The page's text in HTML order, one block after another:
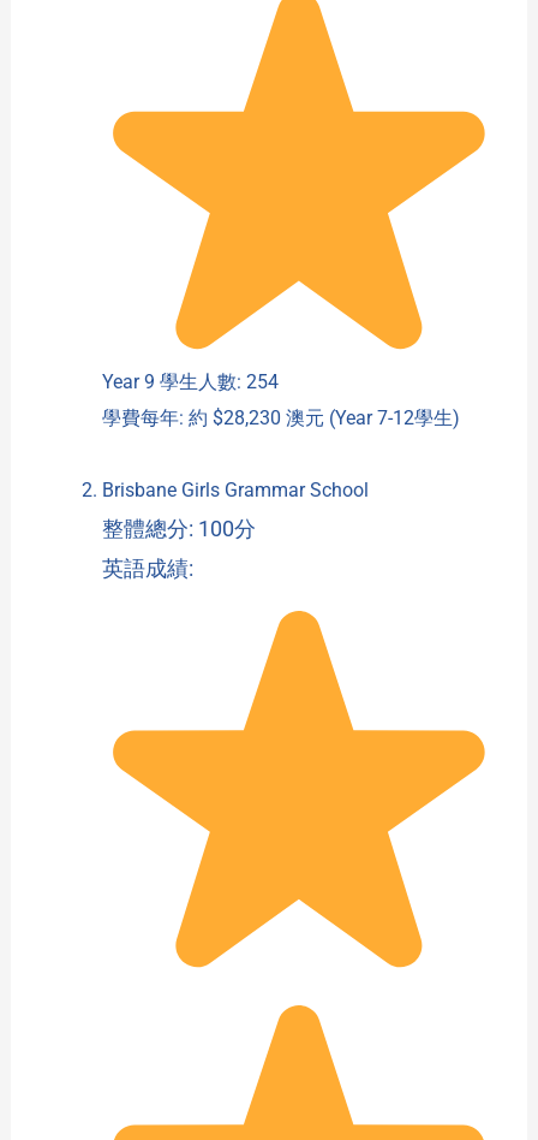
Year 9 學生人數: 254
學費每年: 約 $28,230 澳元 (Year 7-12學生)
Brisbane Girls Grammar School
整體總分: 100分
英語成績: